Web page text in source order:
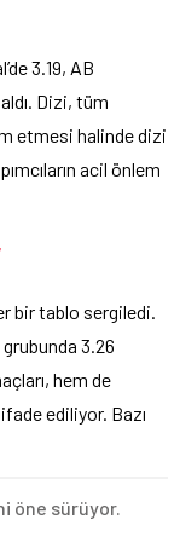
3.19, AB
Dizi, tüm
etmesi halinde dizi
acil önlem
bir tablo sergiledi.
3.26
hem de
ediliyor. Bazı
öne sürüyor.